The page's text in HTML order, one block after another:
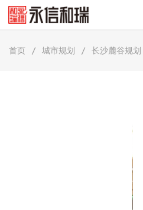
首页 城市规划 长沙麓谷规划